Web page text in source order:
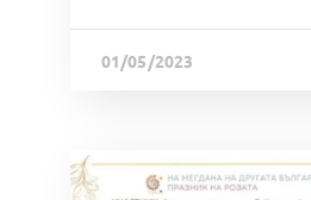
01/05/2023